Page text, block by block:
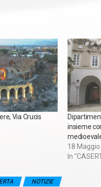
Via Crucis
insieme
18
In
NOTIZIE